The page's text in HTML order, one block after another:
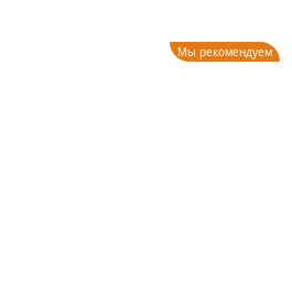
Мы рекомендуем